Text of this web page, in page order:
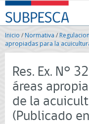
Contenido
principal
SUBPESCA
-
Subsecretaría
de
Pesca
Acuicultura
Gobierno
de
Chile
Inicio /Normativa /
apropiadas para la
Res. Ex. N°
áreas
de la
(Publicado